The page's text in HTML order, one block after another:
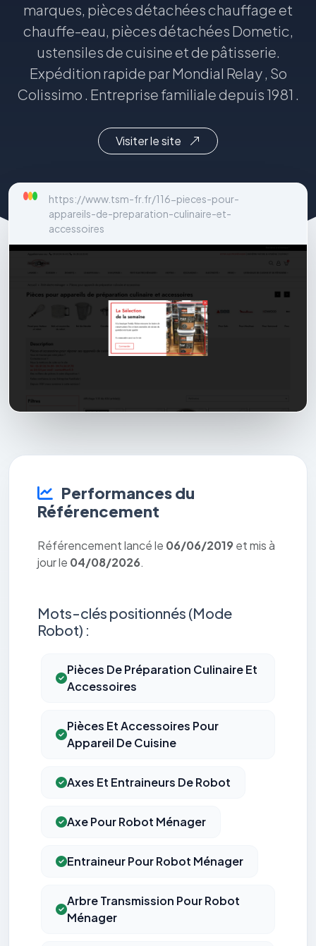
marques, pièces détachées chauffage et
chauffe-eau, pièces détachées Dometic,
ustensiles de cuisine et de pâtisserie.
Expédition rapide par Mondial Relay , So
Colissimo . Entreprise familiale depuis 1981 .
Visiter le site
https://www.tsm-fr.fr/116-pieces-pour-
appareils-de-preparation-culinaire-et-
accessoires
Performances du
Référencement
Référencement lancé le 06/06/2019 et mis à
jour le 04/08/2026.
Mots-clés positionnés (Mode
Robot) :
Pièces De Préparation Culinaire Et
Accessoires
Pièces Et Accessoires Pour
Appareil De Cuisine
Axes Et Entraineurs De Robot
Axe Pour Robot Ménager
Entraineur Pour Robot Ménager
Arbre Transmission Pour Robot
Ménager